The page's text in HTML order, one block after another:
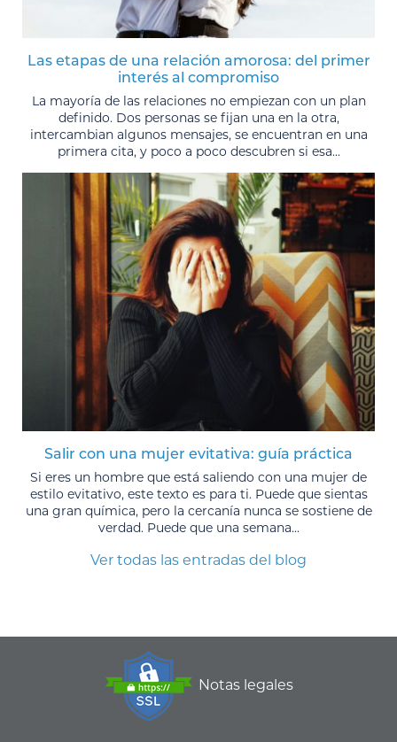
Las etapas de una relación amorosa: del primer
interés al compromiso
La mayoría de las relaciones no empiezan con un plan
definido. Dos personas se fijan una en la otra,
intercambian algunos mensajes, se encuentran en una
primera cita, y poco a poco descubren si esa...
Salir con una mujer evitativa: guía práctica
Si eres un hombre que está saliendo con una mujer de
estilo evitativo, este texto es para ti. Puede que sientas
una gran química, pero la cercanía nunca se sostiene de
verdad. Puede que una semana...
Ver todas las entradas del blog
Notas legales